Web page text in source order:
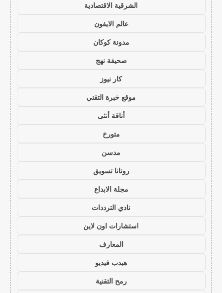
الشرقية الاقتصادية
عالم الايفون
مدونة كوكان
صحيفة نهج
كار نيوز
موقع خبرة التقني
أناقة أنثى
متورخ
مدسن
روتانا تسويق
مجلة الابداع
نادي الترددات
استشارات اون لاين
المعارف
هيدب فيديو
رمح التقنية